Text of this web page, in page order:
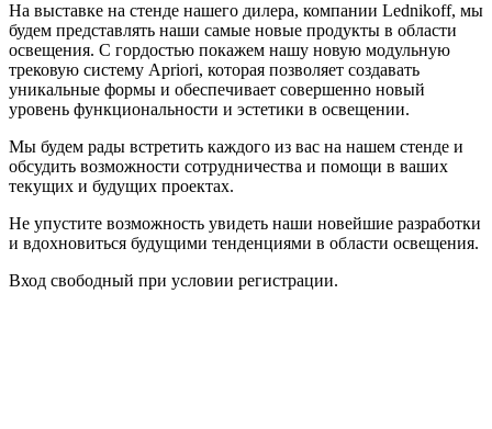
На выставке на стенде нашего дилера, компании Lednikoff, мы
будем представлять наши самые новые продукты в области
освещения. С гордостью покажем нашу новую модульную
трековую систему Apriori, которая позволяет создавать
уникальные формы и обеспечивает совершенно новый
уровень функциональности и эстетики в освещении.
Мы будем рады встретить каждого из вас на нашем стенде и
обсудить возможности сотрудничества и помощи в ваших
текущих и будущих проектах.
Не упустите возможность увидеть наши новейшие разработки
и вдохновиться будущими тенденциями в области освещения.
Вход свободный при условии регистрации.